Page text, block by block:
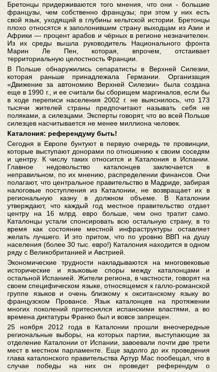
Бретонцы придерживаются того мнения, что они - большие
французы, чем собственно французы; при этом у них есть
свой язык, уходящий в глубины кельтской истории. Бретонцы
плохо относятся к заполонившим страну выходцам из Азии и
Африки — процент арабов и чёрных в регионе незначителен.
Из их среды вышла руководитель Национального фронта
Марин Ле Пен, которая, впрочем, отстаивает
территориальную целостность Франции.
В Польше обнаружились сепаратисты в Верхней Силезии,
которая раньше принадлежала Германии. Организация
«Движение за автономию Верхней Силезии» была создана
еще в 1990 г., и ее считали бы сборищем маргиналов, если бы
в ходе переписи населения 2002 г. не выяснилось, что 173
тысячи жителей страны предпочитают называть себя не
поляками, а силезцами. Эксперты говорят, что во всей Польше
силезцев насчитывается не менее миллиона человек.
Каталония: референдуму быть!
Сегодня в Европе бунтуют в первую очередь те провинции,
которые выступают донорами по отношению к своим соседям
и центру. К числу таких относится и Каталония в Испании.
Главное недовольство каталонцев заключается в
неправильном, по их мнению, распределении финансов. Они
полагают, что центральное правительство в Мадриде, забирая
налоговые поступления из Каталонии, не возвращает их в
региональную казну в должном объеме. В Каталонии
утверждают, что каждый год местное правительство отдает
центру на 16 млрд. евро больше, чем оно тратит само.
Каталонцы устали спонсировать всю остальную страну, в то
время как состояние местной инфраструктуры оставляет
желать лучшего. И это притом, что по уровню ВВП на душу
населения (более 30 тыс. евро!) Каталония находится в одном
ряду с Великобританией и Австрией.
Экономические трудности накладываются на многовековые
исторические и языковые споры между каталонцами и
остальной Испанией. Жители региона, в частности, говорят на
своем специфическом языке, относящемся к галло-романской
группе языков и очень близкому к окситанскому языку во
французском Провансе. Язык каталонцев на протяжении
многих поколений притеснялся испанскими властями, а во
времена диктатуры Франко был и вовсе запрещен.
25 ноября 2012 года в Каталонии прошли внеочередные
региональные выборы, на которых партии, выступающие за
отделение Каталонии от Испании, завоевали почти две трети
мест в местном парламенте. Еще задолго до их проведения
глава каталонского правительства Артур Мас пообещал, что в
случае победы на них он проведет референдум о